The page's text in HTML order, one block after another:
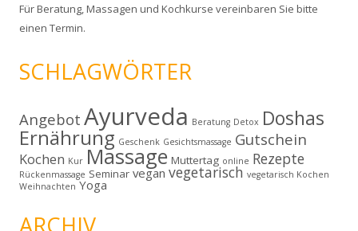
FürBeratung,Massagen und Kochkurse vereinbaren Sie bitte
einen Termin.
SCHLAGWÖRTER
Angebot Ayurveda Beratung Detox Doshas
Ernährung Geschenk Gesichtsmassage Gutschein
Kochen Kur Massage Muttertag online Rezepte
Rückenmassage Seminar vegan vegetarisch vegetarisch Kochen
Weihnachten Yoga
ARCHIV